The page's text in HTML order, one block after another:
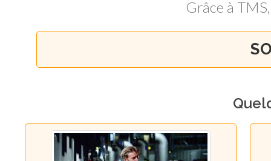
Grâce à